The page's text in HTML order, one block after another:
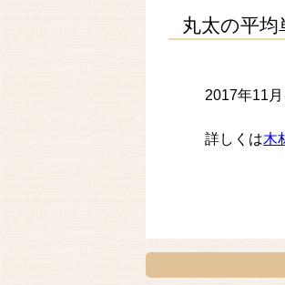
丸太の平
2017年11
詳しくは木